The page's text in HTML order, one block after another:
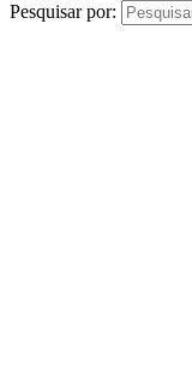
Pesquisar por: